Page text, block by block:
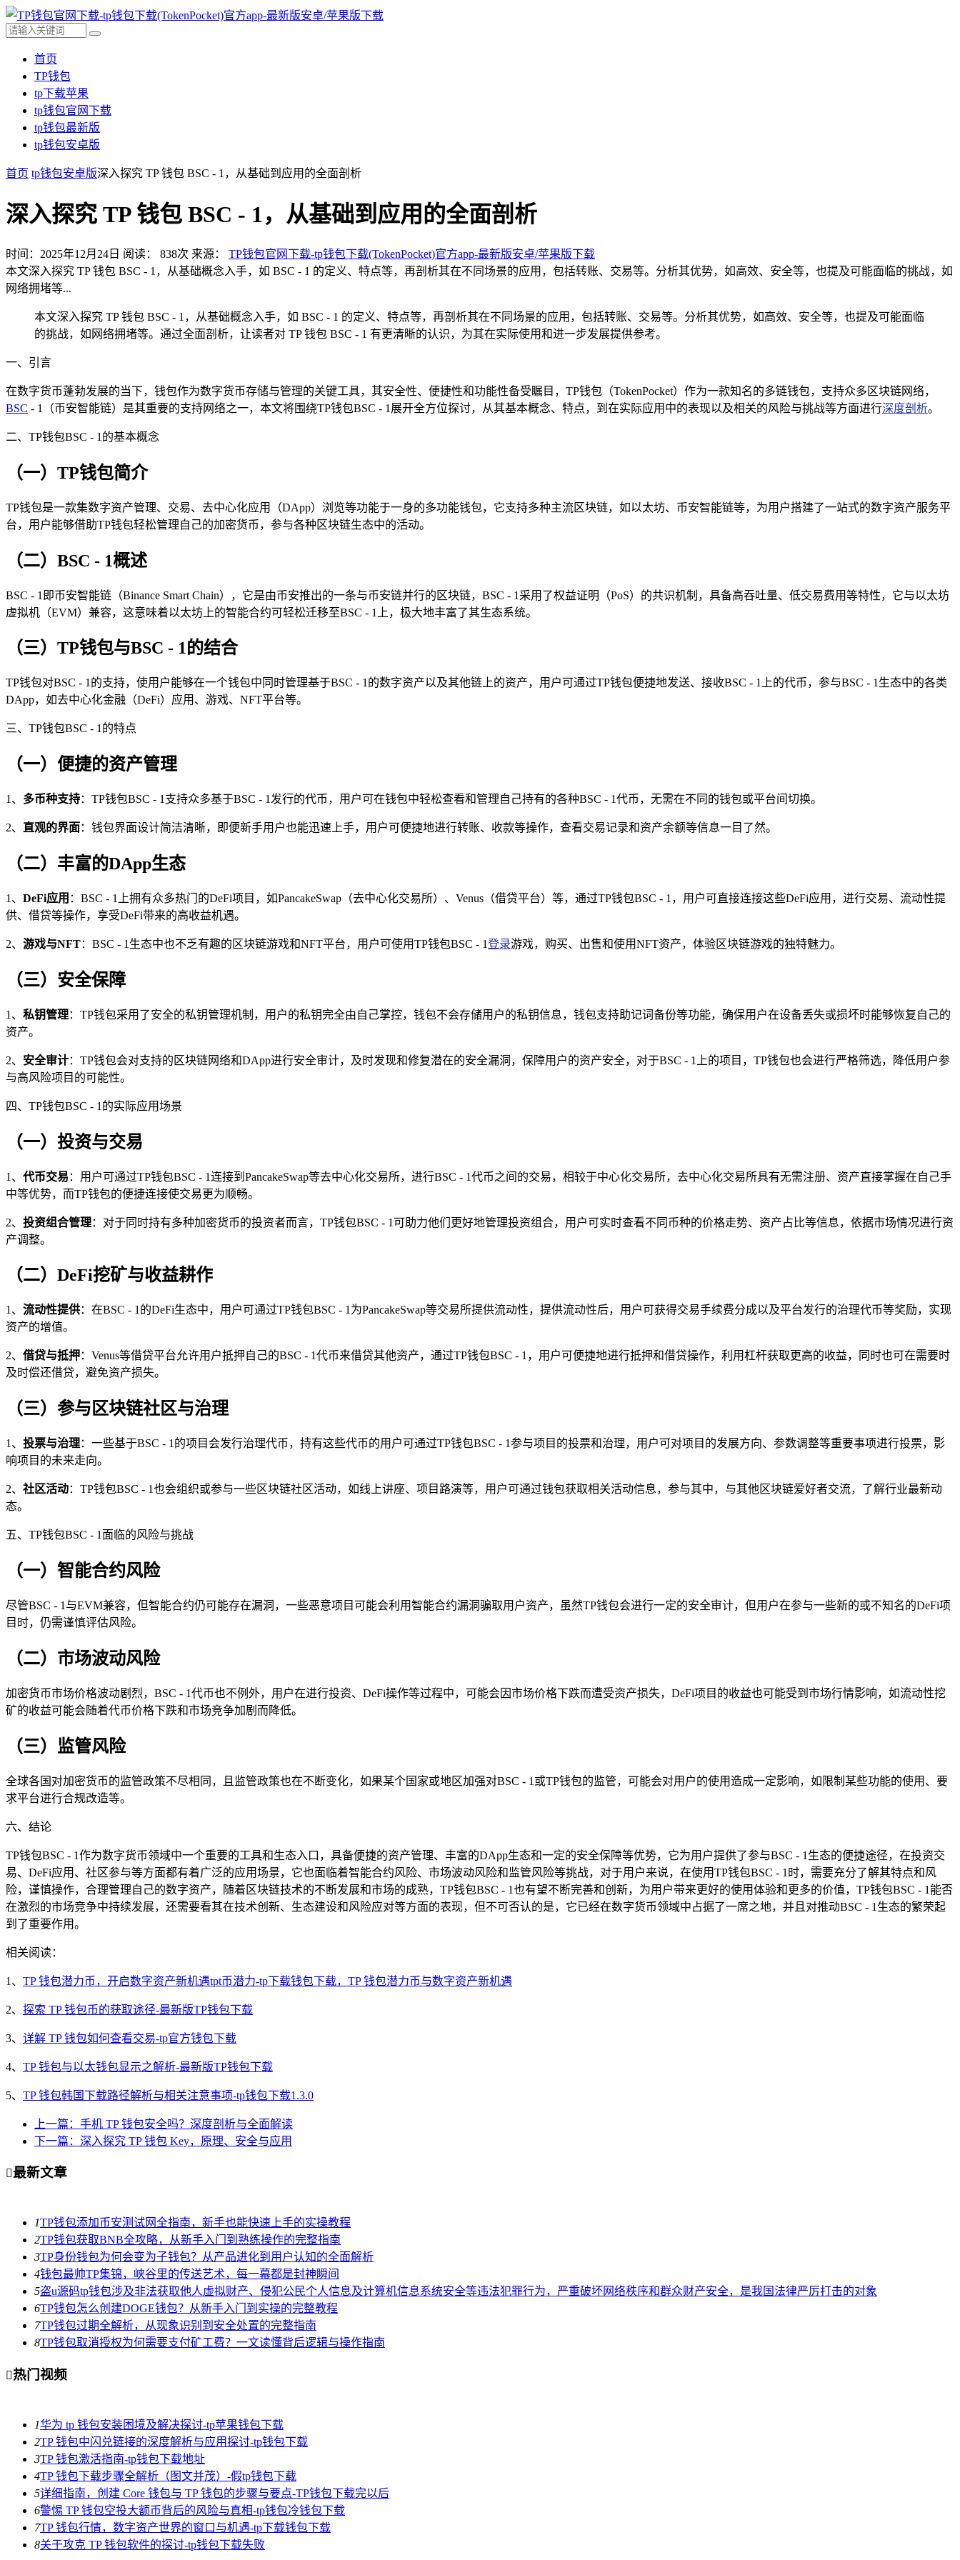
首页
TP钱包
tp下载苹果
tp钱包官网下载
tp钱包最新版
tp钱包安卓版
首页 tp钱包安卓版深入探究 TP 钱包 BSC - 1，从基础到应用的全面剖析
深入探究 TP 钱包 BSC - 1，从基础到应用的全面剖析
时间：2025年12月24日 阅读： 838次 来源： TP钱包官网下载-tp钱包下载(TokenPocket)官方app-最新版安卓/苹果版下载
本文深入探究 TP 钱包 BSC - 1，从基础概念入手，如 BSC - 1 的定义、特点等，再剖析其在不同场景的应用，包括转账、交易等。分析其优势，如高效、安全等，也提及可能面临的挑战，如
网络拥堵等...
本文深入探究 TP 钱包 BSC - 1，从基础概念入手，如 BSC - 1 的定义、特点等，再剖析其在不同场景的应用，包括转账、交易等。分析其优势，如高效、安全等，也提及可能面临
的挑战，如网络拥堵等。通过全面剖析，让读者对 TP 钱包 BSC - 1 有更清晰的认识，为其在实际使用和进一步发展提供参考。
一、引言
在数字货币蓬勃发展的当下，钱包作为数字货币存储与管理的关键工具，其安全性、便捷性和功能性备受瞩目，TP钱包（TokenPocket）作为一款知名的多链钱包，支持众多区块链网络，
BSC - 1（币安智能链）是其重要的支持网络之一，本文将围绕TP钱包BSC - 1展开全方位探讨，从其基本概念、特点，到在实际应用中的表现以及相关的风险与挑战等方面进行深度剖析。
二、TP钱包BSC - 1的基本概念
（一）TP钱包简介
TP钱包是一款集数字资产管理、交易、去中心化应用（DApp）浏览等功能于一身的多功能钱包，它支持多种主流区块链，如以太坊、币安智能链等，为用户搭建了一站式的数字资产服务平
台，用户能够借助TP钱包轻松管理自己的加密货币，参与各种区块链生态中的活动。
（二）BSC - 1概述
BSC - 1即币安智能链（Binance Smart Chain），它是由币安推出的一条与币安链并行的区块链，BSC - 1采用了权益证明（PoS）的共识机制，具备高吞吐量、低交易费用等特性，它与以太坊
虚拟机（EVM）兼容，这意味着以太坊上的智能合约可轻松迁移至BSC - 1上，极大地丰富了其生态系统。
（三）TP钱包与BSC - 1的结合
TP钱包对BSC - 1的支持，使用户能够在一个钱包中同时管理基于BSC - 1的数字资产以及其他链上的资产，用户可通过TP钱包便捷地发送、接收BSC - 1上的代币，参与BSC - 1生态中的各类
DApp，如去中心化金融（DeFi）应用、游戏、NFT平台等。
三、TP钱包BSC - 1的特点
（一）便捷的资产管理
1、 多币种支持：TP钱包BSC - 1支持众多基于BSC - 1发行的代币，用户可在钱包中轻松查看和管理自己持有的各种BSC - 1代币，无需在不同的钱包或平台间切换。
2、 直观的界面：钱包界面设计简洁清晰，即便新手用户也能迅速上手，用户可便捷地进行转账、收款等操作，查看交易记录和资产余额等信息一目了然。
（二）丰富的DApp生态
1、 DeFi应用 ：BSC - 1上拥有众多热门的DeFi项目，如PancakeSwap（去中心化交易所）、Venus（借贷平台）等，通过TP钱包BSC - 1，用户可直接连接这些DeFi应用，进行交易、流动性提
供、借贷等操作，享受DeFi带来的高收益机遇。
2、 游戏与NFT：BSC - 1生态中也不乏有趣的区块链游戏和NFT平台，用户可使用TP钱包BSC - 1登录游戏，购买、出售和使用NFT资产，体验区块链游戏的独特魅力。
（三）安全保障
1、 私钥管理：TP钱包采用了安全的私钥管理机制，用户的私钥完全由自己掌控，钱包不会存储用户的私钥信息，钱包支持助记词备份等功能，确保用户在设备丢失或损坏时能够恢复自己的
资产。
2、 安全审计：TP钱包会对支持的区块链网络和DApp进行安全审计，及时发现和修复潜在的安全漏洞，保障用户的资产安全，对于BSC - 1上的项目，TP钱包也会进行严格筛选，降低用户参
与高风险项目的可能性。
四、TP钱包BSC - 1的实际应用场景
（一）投资与交易
1、 代币交易 ：用户可通过TP钱包BSC - 1连接到PancakeSwap等去中心化交易所，进行BSC - 1代币之间的交易，相较于中心化交易所，去中心化交易所具有无需注册、资产直接掌握在自己手
中等优势，而TP钱包的便捷连接使交易更为顺畅。
2、 投资组合管理：对于同时持有多种加密货币的投资者而言，TP钱包BSC - 1可助力他们更好地管理投资组合，用户可实时查看不同币种的价格走势、资产占比等信息，依据市场情况进行资
产调整。
（二）DeFi挖矿与收益耕作
1、 流动性提供：在BSC - 1的DeFi生态中，用户可通过TP钱包BSC - 1为PancakeSwap等交易所提供流动性，提供流动性后，用户可获得交易手续费分成以及平台发行的治理代币等奖励，实现
资产的增值。
2、 借贷与抵押：Venus等借贷平台允许用户抵押自己的BSC - 1代币来借贷其他资产，通过TP钱包BSC - 1，用户可便捷地进行抵押和借贷操作，利用杠杆获取更高的收益，同时也可在需要时
及时偿还借贷，避免资产损失。
（三）参与区块链社区与治理
1、 投票与治理：一些基于BSC - 1的项目会发行治理代币，持有这些代币的用户可通过TP钱包BSC - 1参与项目的投票和治理，用户可对项目的发展方向、参数调整等重要事项进行投票，影
响项目的未来走向。
2、 社区活动：TP钱包BSC - 1也会组织或参与一些区块链社区活动，如线上讲座、项目路演等，用户可通过钱包获取相关活动信息，参与其中，与其他区块链爱好者交流，了解行业最新动
态。
五、TP钱包BSC - 1面临的风险与挑战
（一）智能合约风险
尽管BSC - 1与EVM兼容，但智能合约仍可能存在漏洞，一些恶意项目可能会利用智能合约漏洞骗取用户资产，虽然TP钱包会进行一定的安全审计，但用户在参与一些新的或不知名的DeFi项
目时，仍需谨慎评估风险。
（二）市场波动风险
加密货币市场价格波动剧烈，BSC - 1代币也不例外，用户在进行投资、DeFi操作等过程中，可能会因市场价格下跌而遭受资产损失，DeFi项目的收益也可能受到市场行情影响，如流动性挖
矿的收益可能会随着代币价格下跌和市场竞争加剧而降低。
（三）监管风险
全球各国对加密货币的监管政策不尽相同，且监管政策也在不断变化，如果某个国家或地区加强对BSC - 1或TP钱包的监管，可能会对用户的使用造成一定影响，如限制某些功能的使用、要
求平台进行合规改造等。
六、结论
TP钱包BSC - 1作为数字货币领域中一个重要的工具和生态入口，具备便捷的资产管理、丰富的DApp生态和一定的安全保障等优势，它为用户提供了参与BSC - 1生态的便捷途径，在投资交
易、DeFi应用、社区参与等方面都有着广泛的应用场景，它也面临着智能合约风险、市场波动风险和监管风险等挑战，对于用户来说，在使用TP钱包BSC - 1时，需要充分了解其特点和风
险，谨慎操作，合理管理自己的数字资产，随着区块链技术的不断发展和市场的成熟，TP钱包BSC - 1也有望不断完善和创新，为用户带来更好的使用体验和更多的价值，TP钱包BSC - 1能否
在激烈的市场竞争中持续发展，还需要看其在技术创新、生态建设和风险应对等方面的表现，但不可否认的是，它已经在数字货币领域中占据了一席之地，并且对推动BSC - 1生态的繁荣起
到了重要作用。
相关阅读：
1、 TP 钱包潜力币，开启数字资产新机遇tpt币潜力-tp下载钱包下载，TP 钱包潜力币与数字资产新机遇
2、 探索 TP 钱包币的获取途径-最新版TP钱包下载
3、 详解 TP 钱包如何查看交易-tp官方钱包下载
4、 TP 钱包与以太钱包显示之解析-最新版TP钱包下载
5、 TP 钱包韩国下载路径解析与相关注意事项-tp钱包下载1.3.0
上一篇：手机 TP 钱包安全吗？深度剖析与全面解读
下一篇：深入探究 TP 钱包 Key，原理、安全与应用
最新文章
1TP钱包添加币安测试网全指南，新手也能快速上手的实操教程
2TP钱包获取BNB全攻略，从新手入门到熟练操作的完整指南
3TP身份钱包为何会变为子钱包？从产品进化到用户认知的全面解析
4钱包最帅TP集锦，峡谷里的传送艺术，每一幕都是封神瞬间
5盗u源码tp钱包涉及非法获取他人虚拟财产、侵犯公民个人信息及计算机信息系统安全等违法犯罪行为，严重破坏网络秩序和群众财产安全，是我国法律严厉打击的对象
6TP钱包怎么创建DOGE钱包？从新手入门到实操的完整教程
7TP钱包过期全解析，从现象识别到安全处置的完整指南
8TP钱包取消授权为何需要支付矿工费？一文读懂背后逻辑与操作指南
热门视频
1华为 tp 钱包安装困境及解决探讨-tp苹果钱包下载
2TP 钱包中闪兑链接的深度解析与应用探讨-tp钱包下载
3TP 钱包激活指南-tp钱包下载地址
4TP 钱包下载步骤全解析（图文并茂）-假tp钱包下载
5详细指南，创建 Core 钱包与 TP 钱包的步骤与要点-TP钱包下载完以后
6警惕 TP 钱包空投大额币背后的风险与真相-tp钱包冷钱包下载
7TP 钱包行情，数字资产世界的窗口与机遇-tp下载钱包下载
8关于攻克 TP 钱包软件的探讨-tp钱包下载失败